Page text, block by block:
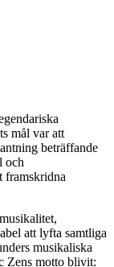
mål var att
beträffande
och
framskridna
att lyfta samtliga
musikaliska
Zens motto blivit: